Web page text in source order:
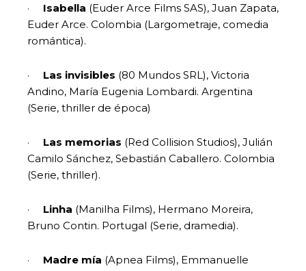
· Isabella (Euder Arce Films SAS), Juan Zapata,
Euder Arce. Colombia (Largometraje, comedia
romántica).
· Las invisibles (80 Mundos SRL), Victoria
Andino, María Eugenia Lombardi. Argentina
(Serie, thriller de época)
· Las memorias (Red Collision Studios), Julián
Camilo Sánchez, Sebastián Caballero. Colombia
(Serie, thriller).
· Linha (Manilha Films), Hermano Moreira,
Bruno Contin. Portugal (Serie, dramedia).
· Madre mía (Apnea Films), Emmanuelle